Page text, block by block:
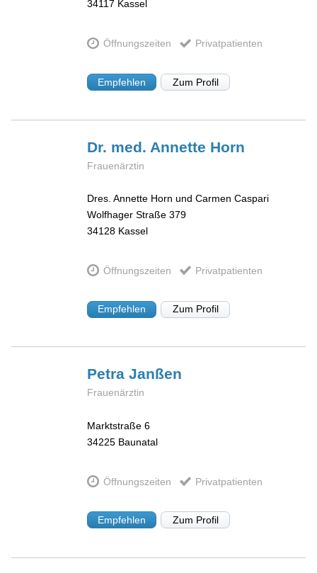
34117 Kassel
Öffnungszeiten Privatpatienten
Empfehlen Zum Profil
Dr. med. Annette Horn
Frauenärztin
Dres. Annette Horn und Carmen Caspari
Wolfhager Straße 379
34128 Kassel
Öffnungszeiten Privatpatienten
Empfehlen Zum Profil
PetraJanßen
Frauenärztin
Marktstraße 6
34225 Baunatal
Öffnungszeiten Privatpatienten
Empfehlen Zum Profil